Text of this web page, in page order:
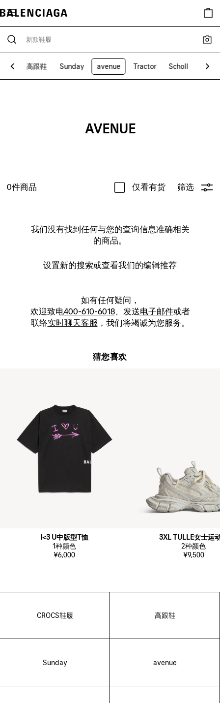
履 高跟鞋 Sunday avenue Tractor Scholl
AVENUE
0件商品 仅看有货 筛选
我们没有找到任何与您的查询信息准确相关
的商品。
设置新的搜索或查看我们的编辑推荐
如有任何疑问，
欢迎致电400-610-6018、发送电子邮件或者
联络实时聊天客服 ，我们将竭诚为您服务。
猜您喜欢
I<3 U中版型T恤
1种颜色
¥6,000
3XL TULLE女士运
2种颜色
¥9,500
CROCS鞋履 高跟鞋
Sunday avenue